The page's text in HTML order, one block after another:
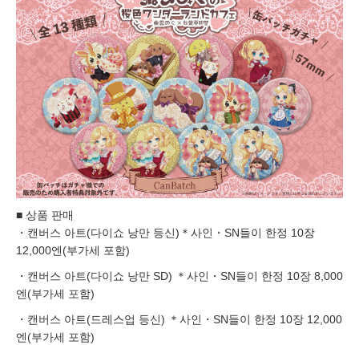
■ 상품 판매
・캔버스 아트(다이쇼 낭만 등신)＊사인・SN들이 한정 10장
12,000엔(부가세 포함)
・캔버스 아트(다이쇼 낭만 SD) ＊사인・SN들이 한정 10장 8,000
엔(부가세 포함)
・캔버스 아트(드레스업 등신) ＊사인・SN들이 한정 10장 12,000
엔(부가세 포함)